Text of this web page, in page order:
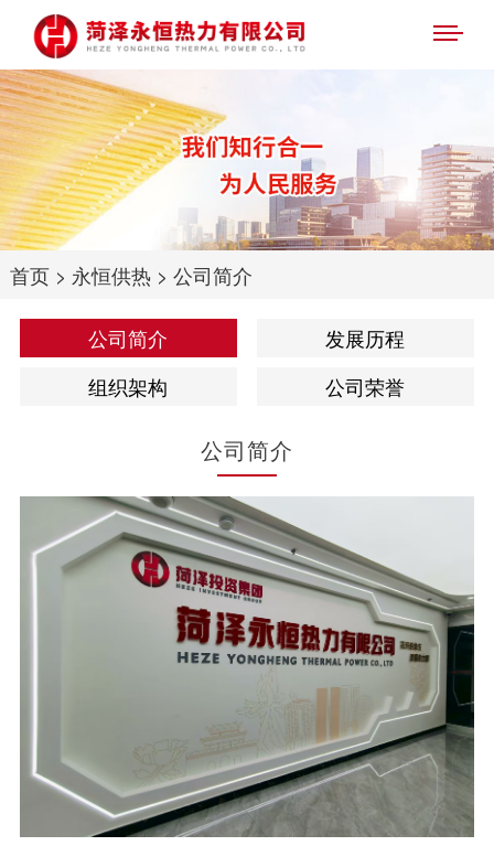
首页> 永恒供热 > 公司简介
公司简介
发展历程
组织架构
公司荣誉
公司简介